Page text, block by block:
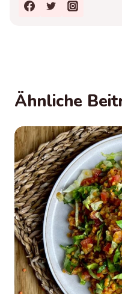
Ähnliche